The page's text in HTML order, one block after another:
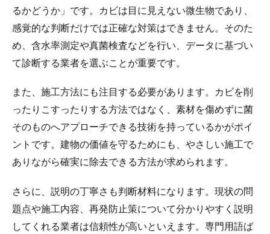
るかどうか」です。カビは目に見えない微生物であり、
感覚的な判断だけでは正確な対策はできません。そのた
め、含水率測定や真菌検査などを行い、データに基づい
て診断する業者を選ぶことが重要です。
また、施工方法にも注目する必要があります。カビを削
ったりこすったりする方法ではなく、素材を傷めずに菌
そのものへアプローチできる技術を持っているかがポイ
ントです。建物の価値を守るためにも、やさしい施工で
ありながら確実に除去できる方法が求められます。
さらに、説明の丁寧さも判断材料になります。現状の問
題点や施工内容、再発防止策について分かりやすく説明
してくれる業者は信頼性が高いといえます。専門用語ば